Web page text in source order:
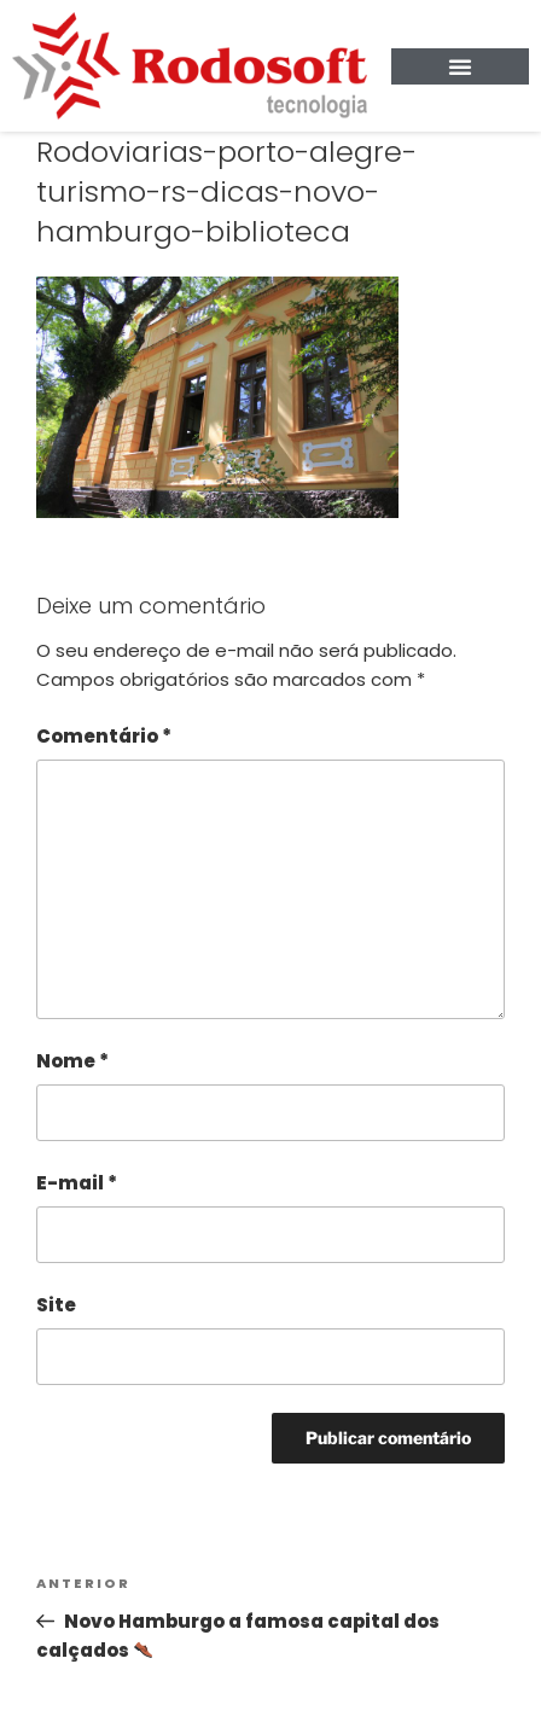
Rodoviarias-porto-alegre-
turismo-rs-dicas-novo-
hamburgo-biblioteca
Deixe um comentário
O seu endereço de e-mail não será publicado.
Campos obrigatórios são marcados com *
Comentário*
Nome*
E-mail *
Site
ANTERIOR
Novo Hamburgo a famosa capital dos
calçados